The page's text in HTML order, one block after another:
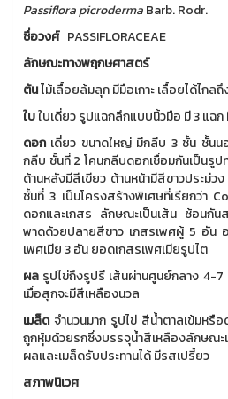
PassiflorapicrodermaBarb. Rodr.
ชื่อวงศ์ PASSIFLORACEAE
ลักษณะทางพฤกษศาสตร์
ต้นไม้เลื้อยล้มลุก มีมือเกาะ เลื้อยได้ไกลถึ
ใบใบเดี่ยว รูปแฉกลึกแบบนิ้วมือ มี 3 แฉก
ดอก เดี่ยว ขนาดใหญ่ มีกลีบ 3 ชั้น ชั้นน
กลีบ ชั้นที่ 2 โคนกลีบดอกเชื่อมกันเป็นรู
ด้านหลังมีสีเขียว ด้านหน้ามีสีขาวประม่
ชั้นที่ 3 เป็นโครงสร้างพิเศษที่เรียกว่า
ดอกและเกสร ลักษณะเป็นเส้น ซ้อนกั
พาดด้วยปลายสีขาว เกสรเพศผู้ 5 อัน
เพศเมีย 3 อัน ยอดเกสรเพศเมียรูปไต
ผล รูปไข่ถึงรูปรี เส้นผ่านศูนย์กลาง 4-
เมื่อสุกจะมีสีเหลืองนวล
เมล็ด จำนวนมาก รูปไข่ สีน้ำตาลเข้มหรื
ถูกหุ้มด้วยรกซึ่งบรรจุน้ำสีเหลืองลักษณ
ผลและเมล็ดรับประทานได้ มีรสเปรี้ยว
สภาพนิเวศ